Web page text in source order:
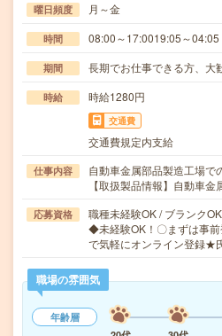
曜日頻度 月～金
時間 08:00～17:0019:05～04:05
期間 長期でお仕事できる方、大
時給 時給1280円
交通費
交通費規定内支給
仕事内容
自動車金属部品製造工場で
【取扱製品情報】自動車
応募資格
職種未経験OK / ブランク
◆未経験OK！〇まずは事
で気軽にオンライン登録★
職場の雰囲気
年齢層